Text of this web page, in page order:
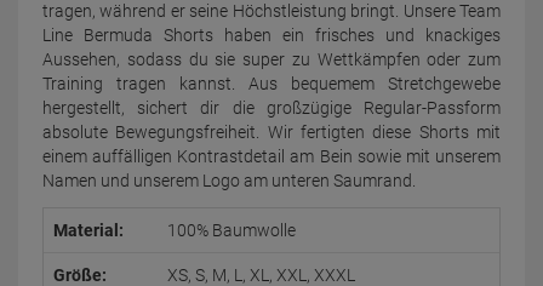
tragen, während er seine Höchstleistung bringt. Unsere Team
Line Bermuda Shorts haben ein frisches und knackiges
Aussehen, sodass du sie super zu Wettkämpfen oder zum
Training tragen kannst. Aus bequemem Stretchgewebe
hergestellt, sichert dir die großzügige Regular-Passform
absolute Bewegungsfreiheit. Wir fertigten diese Shorts mit
einem auffälligen Kontrastdetail am Bein sowie mit unserem
Namen und unserem Logo am unteren Saumrand.
Material: 100% Baumwolle
Größe: XS, S, M, L, XL, XXL, XXXL